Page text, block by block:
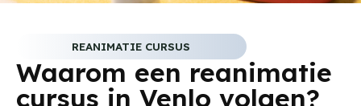
REANIMATIE CURSUS
Waarom een reanimatie
cursus in Venlo volgen?